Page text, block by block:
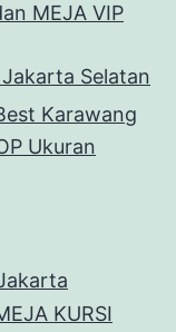
MEJA VIP
Jakarta Selatan
Karawang
Ukuran
KURSI